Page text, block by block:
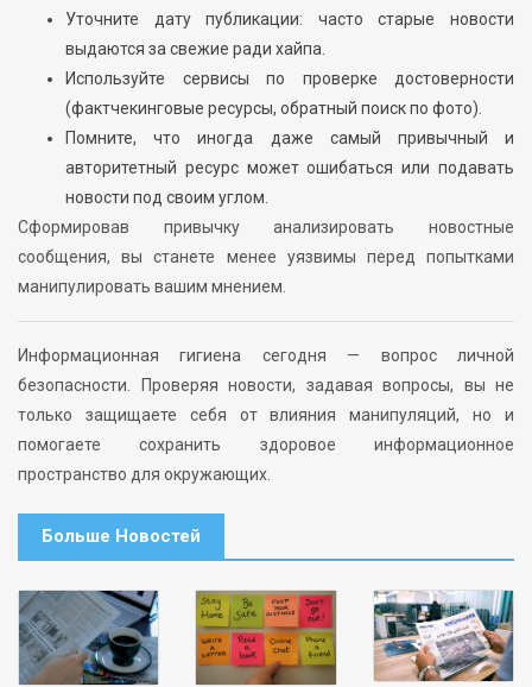
Уточните дату публикации: часто старые новости
выдаются за свежие ради хайпа.
Используйте сервисы по проверке достоверности
(фактчекинговые ресурсы, обратный поиск по фото).
Помните, что иногда даже самый привычный и
авторитетный ресурс может ошибаться или подавать
новости под своим углом.
Сформировав привычку анализировать новостные
сообщения, вы станете менее уязвимы перед попытками
манипулировать вашим мнением.
Информационная гигиена сегодня — вопрос личной
безопасности. Проверяя новости, задавая вопросы, вы не
только защищаете себя от влияния манипуляций, но и
помогаете сохранить здоровое информационное
пространство для окружающих.
Больше Новостей